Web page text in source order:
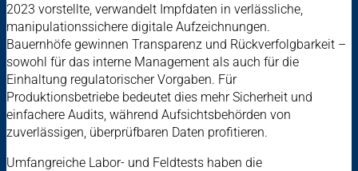
2023 vorstellte, verwandelt Impfdaten in verlässliche,
manipulationssichere digitale Aufzeichnungen.
Bauernhöfe gewinnen Transparenz und Rückverfolgbarkeit –
sowohl für das interne Management als auch für die
Einhaltung regulatorischer Vorgaben. Für
Produktionsbetriebe bedeutet dies mehr Sicherheit und
einfachere Audits, während Aufsichtsbehörden von
zuverlässigen, überprüfbaren Daten profitieren.
Umfangreiche Labor- und Feldtests haben die